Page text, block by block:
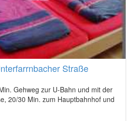
Straße
Gehweg zur U-Bahn und mit der
20/30 Min. zum Hauptbahnhof und